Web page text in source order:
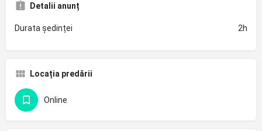
Detalii anunț
Durata ședinței 2h
Locația predării
Online